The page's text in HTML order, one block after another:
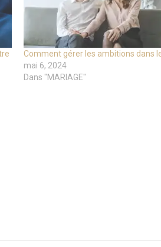
Comment gérer les ambitions dans
mai 6, 2024
Dans "MARIAGE"